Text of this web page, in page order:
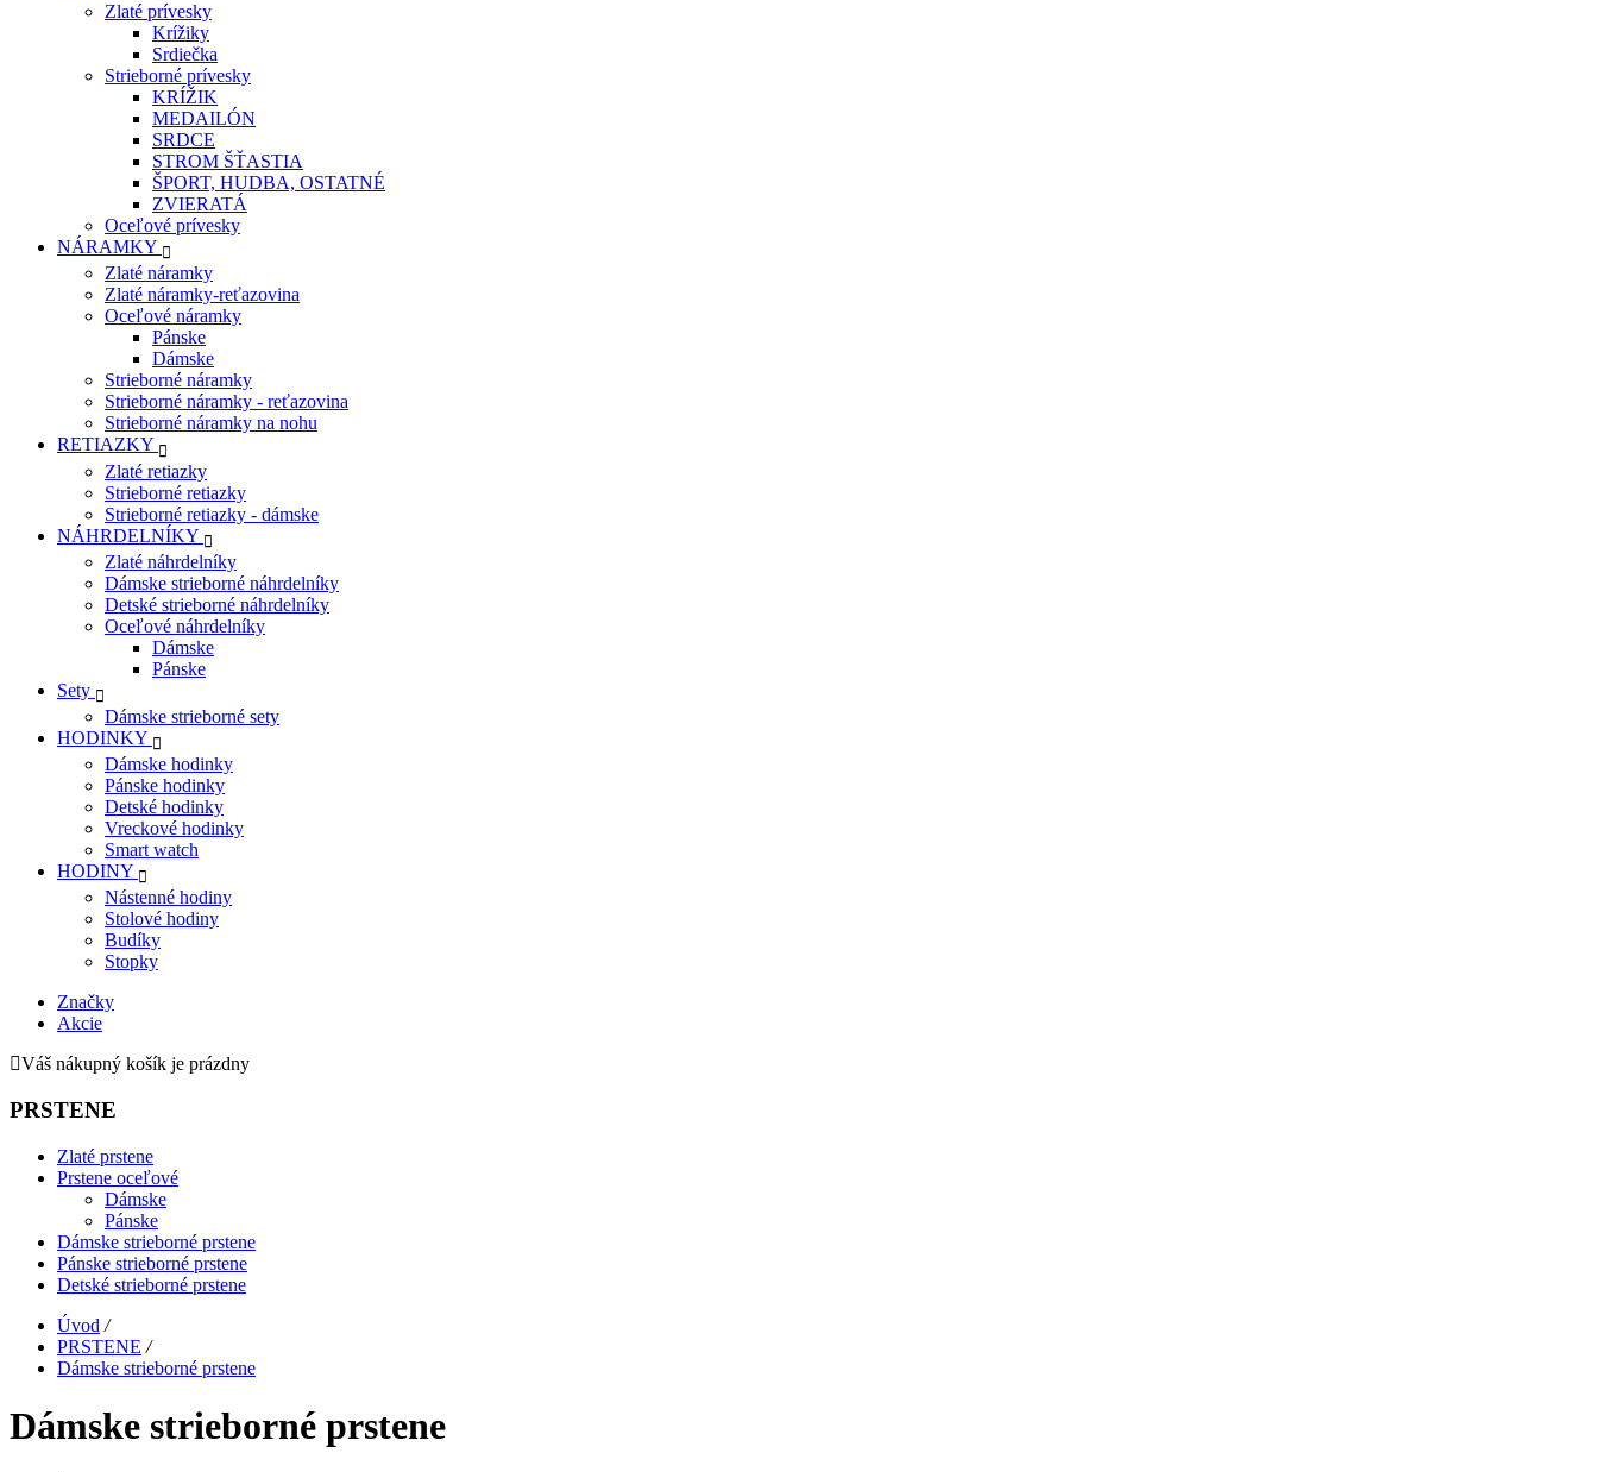
Zlaté prívesky
Krížiky
Srdiečka
Strieborné prívesky
KRÍŽIK
MEDAILÓN
SRDCE
STROM ŠŤASTIA
ŠPORT, HUDBA, OSTATNÉ
ZVIERATÁ
Oceľové prívesky
NÁRAMKY
Zlaté náramky
Zlaté náramky-reťazovina
Oceľové náramky
Pánske
Dámske
Strieborné náramky
Strieborné náramky - reťazovina
Strieborné náramky na nohu
RETIAZKY
Zlaté retiazky
Strieborné retiazky
Strieborné retiazky - dámske
NÁHRDELNÍKY
Zlaté náhrdelníky
Dámske strieborné náhrdelníky
Detské strieborné náhrdelníky
Oceľové náhrdelníky
Dámske
Pánske
Sety
Dámske strieborné sety
HODINKY
Dámske hodinky
Pánske hodinky
Detské hodinky
Vreckové hodinky
Smart watch
HODINY
Nástenné hodiny
Stolové hodiny
Budíky
Stopky
Značky
Akcie
Váš nákupný košík je prázdny
PRSTENE
Zlaté prstene
Prstene oceľové
Dámske
Pánske
Dámske strieborné prstene
Pánske strieborné prstene
Detské strieborné prstene
Úvod /
PRSTENE /
Dámske strieborné prstene
Dámske strieborné prstene